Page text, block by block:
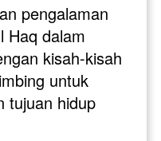
pengalaman
Haq dalam
kisah-kisah
untuk
tujuan hidup